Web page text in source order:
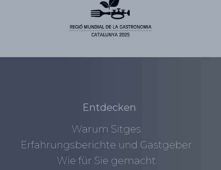
Entdecken
Warum Sitges
Erfahrungsberichte und Gastgeber
Wie für Sie gemacht